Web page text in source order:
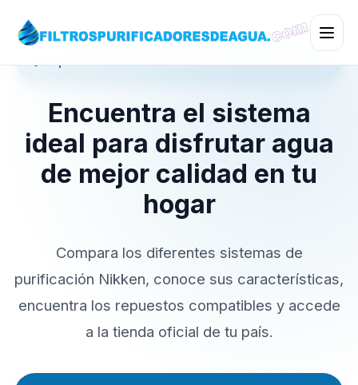
Encuentra el sistema
ideal para disfrutar agua
de mejor calidad en tu
hogar
Compara los diferentes sistemas de
purificación Nikken, conoce sus características,
encuentra los repuestos compatibles y accede
a la tienda oficial de tu país.